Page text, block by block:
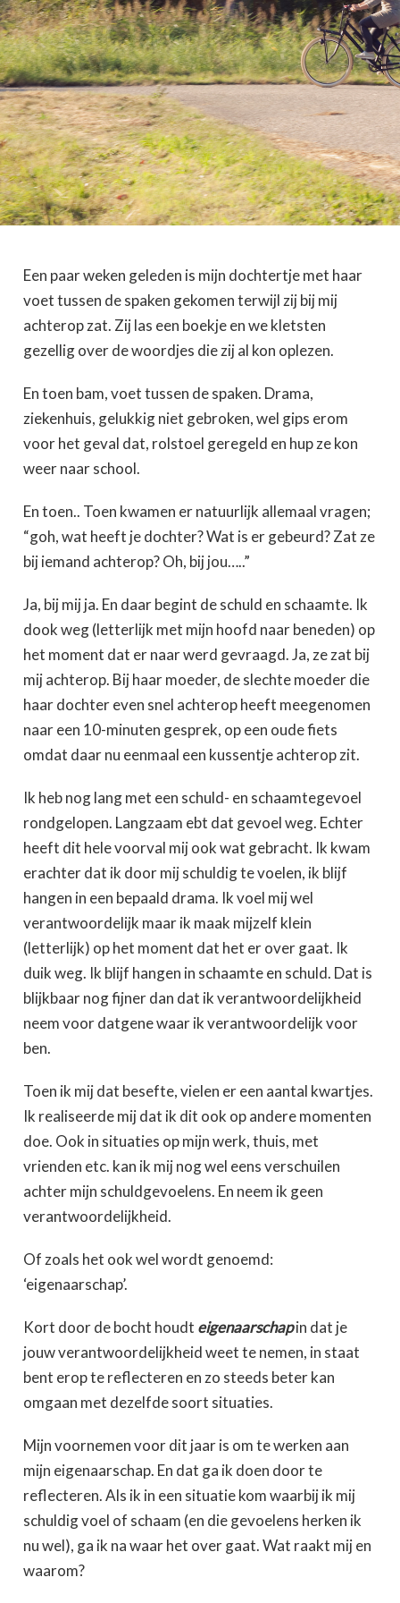
Een paar weken geleden is mijn dochtertje met haar
voet tussen de spaken gekomen terwijl zij bij mij
achterop zat. Zij las een boekje en we kletsten
gezellig over de woordjes die zij al kon oplezen.
En toen bam, voet tussen de spaken. Drama,
ziekenhuis, gelukkig niet gebroken, wel gips erom
voor het geval dat, rolstoel geregeld en hup ze kon
weer naar school.
En toen.. Toen kwamen er natuurlijk allemaal vragen;
“goh, wat heeft je dochter? Wat is er gebeurd? Zat ze
bij iemand achterop? Oh, bij jou…..”
Ja, bij mij ja. En daar begint de schuld en schaamte. Ik
dook weg (letterlijk met mijn hoofd naar beneden) op
het moment dat er naar werd gevraagd. Ja, ze zat bij
mij achterop. Bij haar moeder, de slechte moeder die
haar dochter even snel achterop heeft meegenomen
naar een 10-minuten gesprek, op een oude fiets
omdat daar nu eenmaal een kussentje achterop zit.
Ik heb nog lang met een schuld- en schaamtegevoel
rondgelopen. Langzaam ebt dat gevoel weg. Echter
heeft dit hele voorval mij ook wat gebracht. Ik kwam
erachter dat ik door mij schuldig te voelen, ik blijf
hangen in een bepaald drama. Ik voel mij wel
verantwoordelijk maar ik maak mijzelf klein
(letterlijk) op het moment dat het er over gaat. Ik
duik weg. Ik blijf hangen in schaamte en schuld. Dat is
blijkbaar nog fijner dan dat ik verantwoordelijkheid
neem voor datgene waar ik verantwoordelijk voor
ben.
Toen ik mij dat besefte, vielen er een aantal kwartjes.
Ik realiseerde mij dat ik dit ook op andere momenten
doe. Ook in situaties op mijn werk, thuis, met
vrienden etc. kan ik mij nog wel eens verschuilen
achter mijn schuldgevoelens. En neem ik geen
verantwoordelijkheid.
Of zoals het ook wel wordt genoemd:
‘eigenaarschap’.
Kort door de bocht houdt eigenaarschapin dat je
jouw verantwoordelijkheid weet te nemen, in staat
bent erop te reflecteren en zo steeds beter kan
omgaan met dezelfde soort situaties.
Mijn voornemen voor dit jaar is om te werken aan
mijn eigenaarschap. En dat ga ik doen door te
reflecteren. Als ik in een situatie kom waarbij ik mij
schuldig voel of schaam (en die gevoelens herken ik
nu wel), ga ik na waar het over gaat. Wat raakt mij en
waarom?